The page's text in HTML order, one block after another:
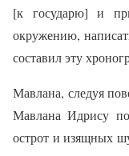
[к государю] и
окружению,
составил эту
Мавлана, следуя
Мавлана Идрису
острот и изящных